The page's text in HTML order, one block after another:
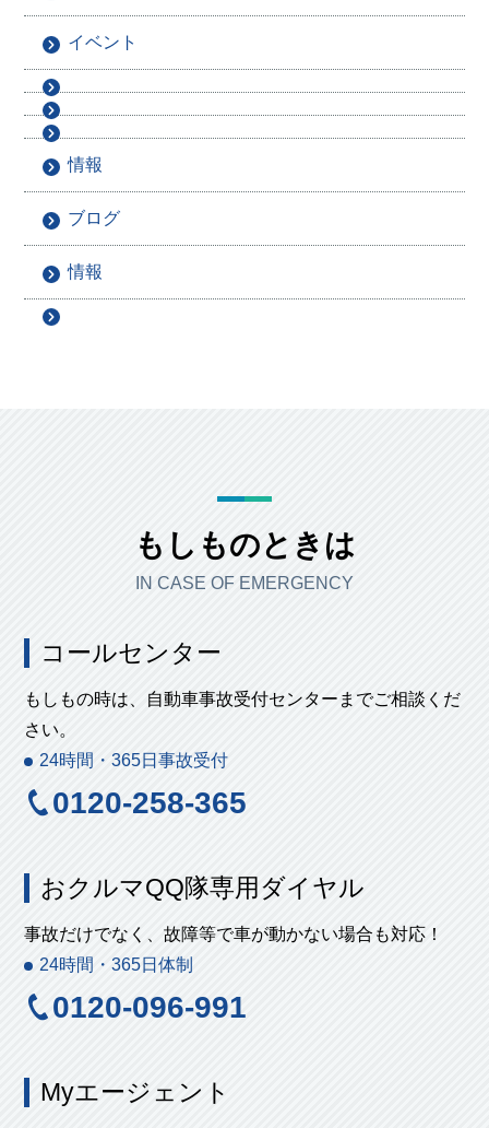
イベント
情報
ブログ
情報
もしものときは
IN CASE OF EMERGENCY
コールセンター
もしもの時は、自動車事故受付センターまでご相談くだ
さい。
24時間・365日事故受付
0120-258-365
おクルマQQ隊専用ダイヤル
事故だけでなく、故障等で車が動かない場合も対応！
24時間・365日体制
0120-096-991
Myエージェント